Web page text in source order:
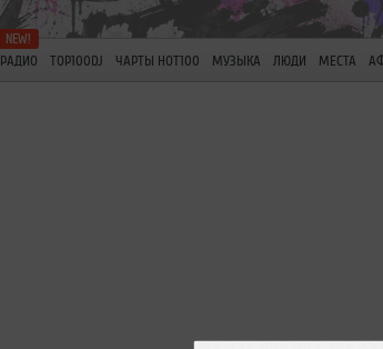
РАДИО TOP100DJ ЧАРТЫ HOT100 МУЗЫКА ЛЮДИ МЕСТА